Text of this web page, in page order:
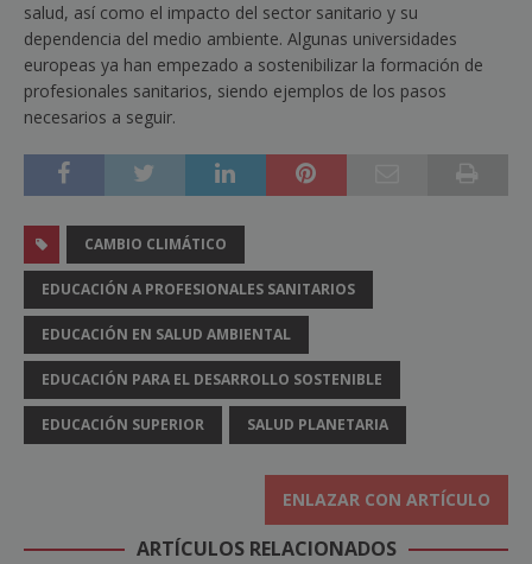
salud, así como el impacto del sector sanitario y su
dependencia del medio ambiente. Algunas universidades
europeas ya han empezado a sostenibilizar la formación de
profesionales sanitarios, siendo ejemplos de los pasos
necesarios a seguir.
CAMBIO CLIMÁTICO
EDUCACIÓN A PROFESIONALES SANITARIOS
EDUCACIÓN EN SALUD AMBIENTAL
EDUCACIÓN PARA EL DESARROLLO SOSTENIBLE
EDUCACIÓN SUPERIOR SALUD PLANETARIA
ENLAZAR CON ARTÍCULO
ARTÍCULOS RELACIONADOS